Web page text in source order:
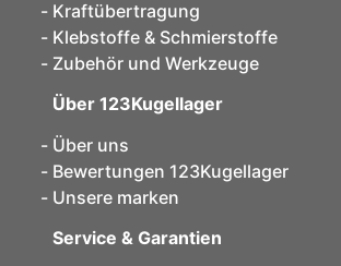
Kraftübertragung
Klebstoffe & Schmierstoffe
Zubehör und Werkzeuge
Über 123Kugellager
Über uns
Bewertungen 123Kugellager
Unsere marken
Service & Garantien